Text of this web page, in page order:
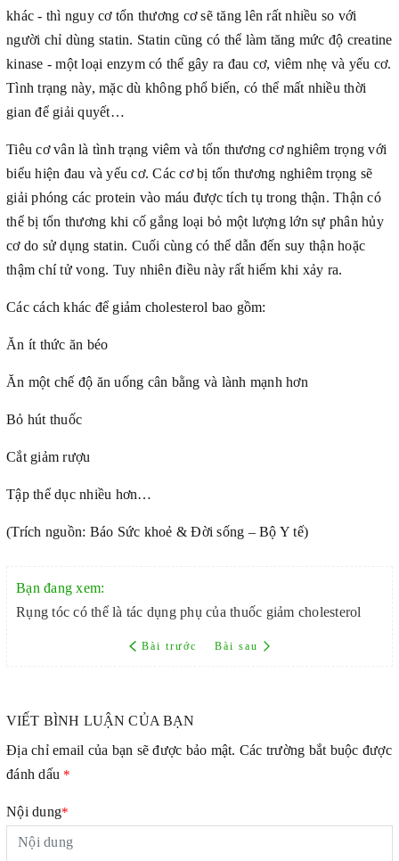
khác - thì nguy cơ tổn thương cơ sẽ tăng lên rất nhiều so với
người chỉ dùng statin. Statin cũng có thể làm tăng mức độ creatine
kinase - một loại enzym có thể gây ra đau cơ, viêm nhẹ và yếu cơ.
Tình trạng này, mặc dù không phổ biến, có thể mất nhiều thời
gian để giải quyết…
Tiêu cơ vân là tình trạng viêm và tổn thương cơ nghiêm trọng với
biểu hiện đau và yếu cơ. Các cơ bị tổn thương nghiêm trọng sẽ
giải phóng các protein vào máu được tích tụ trong thận. Thận có
thể bị tổn thương khi cố gắng loại bỏ một lượng lớn sự phân hủy
cơ do sử dụng statin. Cuối cùng có thể dẫn đến suy thận hoặc
thậm chí tử vong. Tuy nhiên điều này rất hiếm khi xảy ra.
Các cách khác để giảm cholesterol bao gồm:
Ăn ít thức ăn béo
Ăn một chế độ ăn uống cân bằng và lành mạnh hơn
Bỏ hút thuốc
Cắt giảm rượu
Tập thể dục nhiều hơn…
(Trích nguồn: Báo Sức khoẻ & Đời sống – Bộ Y tế)
Bạn đang xem:
Rụng tóc có thể là tác dụng phụ của thuốc giảm cholesterol
Bài trước Bài sau
VIẾT BÌNH LUẬN CỦA BẠN
Địa chỉ email của bạn sẽ được bảo mật. Các trường bắt buộc được
đánh dấu *
Nội dung*